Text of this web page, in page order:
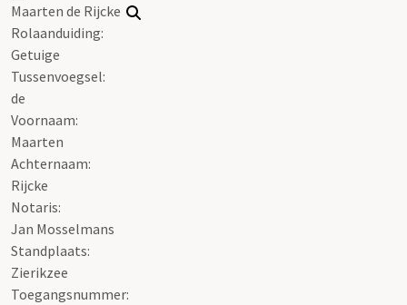
Maarten de Rijcke
Rolaanduiding:
Getuige
Tussenvoegsel:
de
Voornaam:
Maarten
Achternaam:
Rijcke
Notaris:
Jan Mosselmans
Standplaats:
Zierikzee
Toegangsnummer: